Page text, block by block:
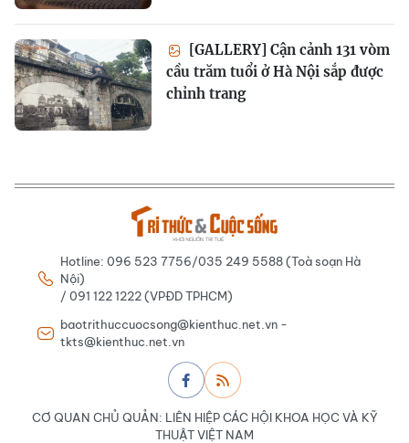
[GALLERY] Cận cảnh 131 vòm
cầu trăm tuổi ở Hà Nội sắp được
chỉnh trang
Hotline: 096 523 7756/035 249 5588 (Toà soạn Hà
Nội)
/ 091 122 1222 (VPĐD TPHCM)
baotrithuccuocsong@kienthuc.net.vn -
tkts@kienthuc.net.vn
CƠ QUAN CHỦ QUẢN: LIÊN HIỆP CÁC HỘI KHOA HỌC VÀ KỸ
THUẬT VIỆT NAM